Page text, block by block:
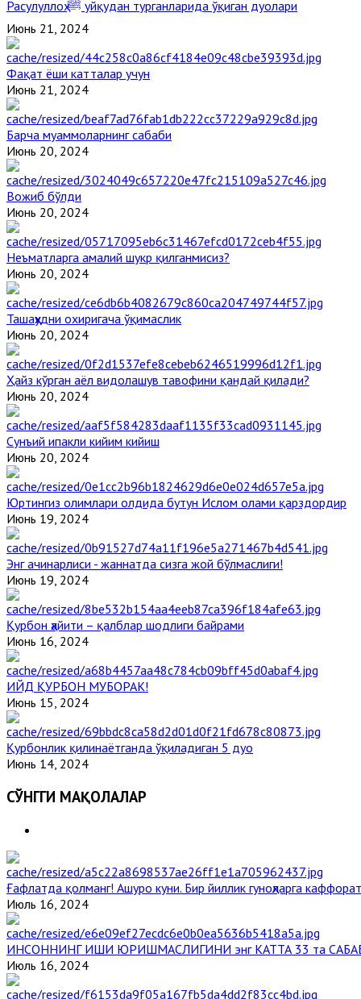
Расулуллоҳ ﷺ уйқудан турганларида ўқиган дуолари
Июнь 21, 2024
Фақат ёши катталар учун
Июнь 21, 2024
Барча муаммоларнинг сабаби
Июнь 20, 2024
Вожиб бўлди
Июнь 20, 2024
Неъматларга амалий шукр қилганмисиз?
Июнь 20, 2024
Ташаҳҳудни охиригача ўқимаслик
Июнь 20, 2024
Ҳайз кўрган аёл видолашув тавофини қандай қилади?
Июнь 20, 2024
Сунъий ипакли кийим кийиш
Июнь 20, 2024
Юртингиз олимлари олдида бутун Ислом олами қарздордир
Июнь 19, 2024
Энг ачинарлиси - жаннатда сизга жой бўлмаслиги!
Июнь 19, 2024
Қурбон ҳайити – қалблар шодлиги байрами
Июнь 16, 2024
ИЙД ҚУРБОН МУБОРАК!
Июнь 15, 2024
Қурбонлик қилинаётганда ўқиладиган 5 дуо
Июнь 14, 2024
СЎНГГИ МАҚОЛАЛАР
Ғафлатда қолманг! Ашуро куни. Бир йиллик гуноҳларга
Июль 16, 2024
ИНСОННИНГ ИШИ ЮРИШМАСЛИГИНИ энг КАТТА 33 та
Июль 16, 2024